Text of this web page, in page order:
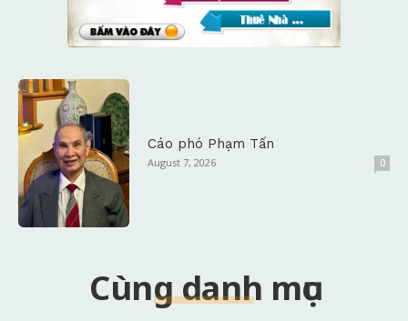
Cáo phó Phạm Tấn
August 7, 2026 0
Cùng danh mục